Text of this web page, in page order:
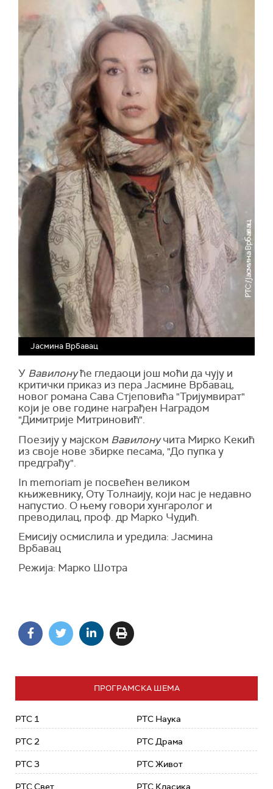
Јасмина Врбавац
У Вавилонуће гледаоци још моћи да чују и
критички приказ из пера Јасмине Врбавац,
новог романа Сава Стјеповића "Тријумвират"
који је ове године награђен Наградом
"Димитрије Митриновић".
Поезију у мајском Вавилонучита Мирко Кекић
из своје нове збирке песама, "До пупка у
предграђу".
In memoriam је посвећен великом
књижевнику, Оту Толнаију, који нас је недавно
напустио. О њему говори хунгаролог и
преводилац, проф. др Марко Чудић.
Емисију осмислила и уредила: Јасмина
Врбавац
Режија: Марко Шотра
ПРОГРАМСКА ШЕМА
РТС 1
РТС 2
РТС 3
РТС Свет
РТС Наука
РТС Драма
РТС Живот
РТС Класика